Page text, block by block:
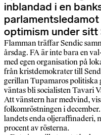
inblandad i en
optimism under sitt
Flamman träffar Sendic
årsdag. FA är inte bara en
med egen organisation på
från kristdemokrater till
gerillan Tupamaros
väntas bli socialisten Tavari
Att vänstern har medvind,
folkomröstningen i
landets enda oljeraffinaderi,
procent av rösterna.